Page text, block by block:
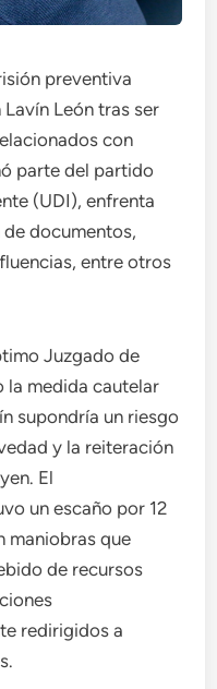
preventiva
León tras ser
con
parte del partido
(UDI), enfrenta
documentos,
entre otros
Juzgado de
la medida cautelar
supondría un riesgo
y la reiteración
El
un escaño por 12
maniobras que
de recursos
redirigidos a